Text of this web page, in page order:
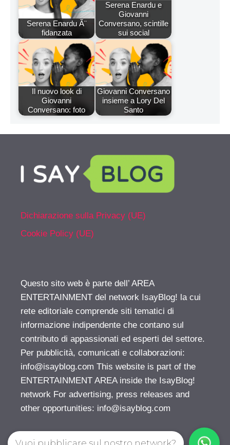
Serena Enardu Ã¨
fidanzata
Serena Enardu e
Giovanni
Conversano, scintille
sui social
Il nuovo look di
Giovanni
Conversano: foto
Giovanni Conversano
insieme a Lory Del
Santo
Dichiarazione sulla Privacy (UE)
Cookie Policy (UE)
Questo sito web è parte dell’ AREA
ENTERTAINMENT del network IsayBlog! la cui
rete editoriale comprende siti tematici di
informazione indipendente che contano sul
contributo di appassionati ed esperti del settore.
Per pubblicità, comunicati e collaborazioni:
info@isayblog.com This website is part of the
ENTERTAINMENT AREA inside the IsayBlog!
network For advertising, press releases and
other opportunities: info@isayblog.com
Vuoi pubblicare sul nostro network?